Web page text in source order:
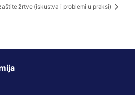
žrtve (iskustva i problemi u praksi)